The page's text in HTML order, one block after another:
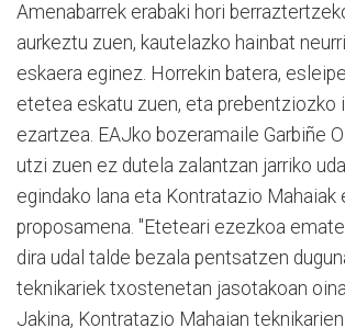
Amenabarrek erabaki hori
aurkeztu zuen, kautelazko hainbat
eskaera eginez. Horrekin batera,
etetea eskatu zuen, eta prebentziozko
ezartzea. EAJko bozeramaile Garbiñe
utzi zuen ez dutela zalantzan jarriko
egindako lana eta Kontratazio Mahaiak
proposamena. "Eteteari ezezkoa
dira udal talde bezala pentsatzen
teknikariek txostenetan jasotakoan
Jakina, Kontratazio Mahaian